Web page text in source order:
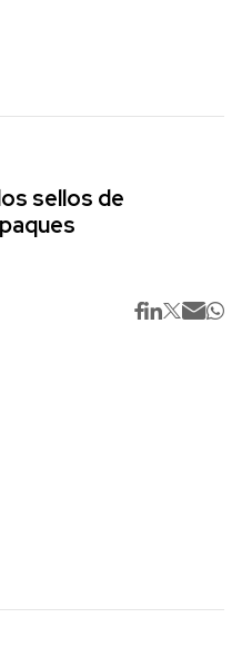
sellos de